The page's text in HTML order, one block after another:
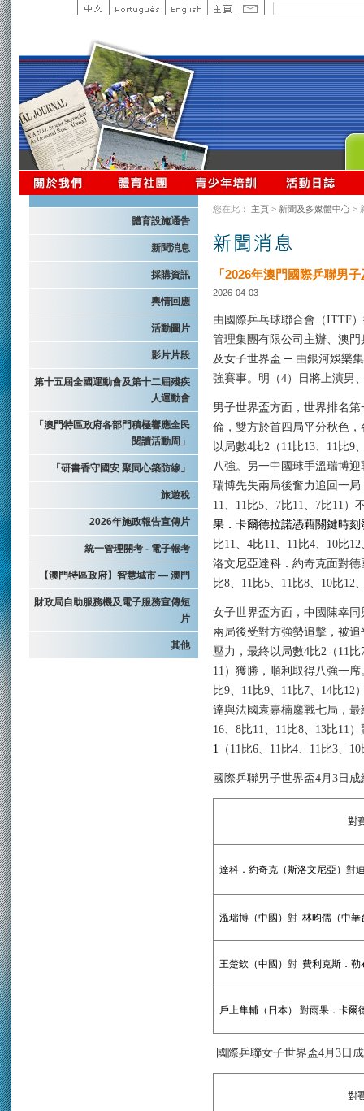
體育設施通告
新聞消息
採購資訊
輿情回應
活動圖片
影片片段
第十五屆全國運動會及第十二屆殘疾
人運動會
「澳門特區政府各部門積極響應全民
閱讀活動周」
「研書香守國安 聚同心築防線」
旅遊稅
2026年施政報告宣傳片
統一管理開考 - 電子報考
【澳門特區政府】智慧城市 — 澳門
財政局自助服務機及電子服務宣傳短
片
其他
您在此： 主頁 > 新聞及多媒體中心 >
「2026年澳門國際乒聯男
2026-04-03
由國際乒乓球聯合會（ITTF
管理集團有限公司主辦、澳
及女子世界盃 ─ 由銀河娛樂
強賽事。明（4）日將上演男
男子世界盃方面 ， 世界排名第
倫，雙方於首四局平分秋色
以局數4比2 （ 11 比13、 11 比9
八強。另一中國球手溫瑞博迎
瑞博先失兩局後奮力追回一
11、 11 比5、 7比11、 7比11 ）
果．卡爾德拉諾憑藉關鍵時
比11、 4比11、 11 比4、 10比12
洛文尼亞達科．約奇克面對
比8、 11 比5、 11 比8、 10比12
女子世界盃方面，中國陳幸
兩局後受對方強勢追擊，被追
壓力，最終以局數4比2 （ 11 比
11 ）獲勝，順利取得八強一
比9、 11 比9、 11 比7、 14比12
達與法國袁嘉楠鏖戰七局，最
16、 8比11、 11 比8、 13比11 ）
1 （ 11 比6、 11 比4、 11 比3、 10
國際乒聯男子世界盃4月 3 日
對
達科．約奇克（斯洛文尼亞） 對
溫瑞博（中國） 對 林昀儒（中華
王楚欽（中國） 對 費利克斯．勒
戶上隼輔（日本） 對雨果．卡爾
國際乒聯女子世界盃4月 3 日
對